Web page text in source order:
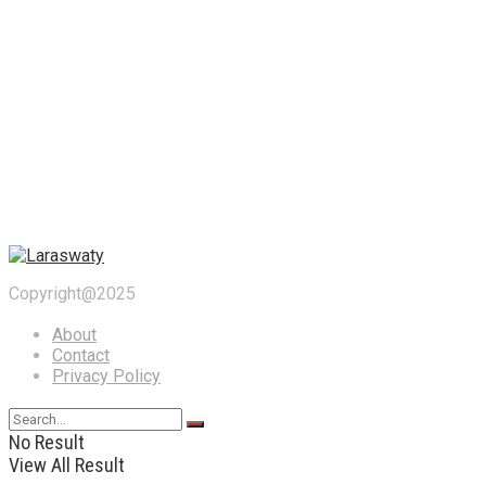
Copyright@2025
About
Contact
Privacy Policy
No Result
View All Result